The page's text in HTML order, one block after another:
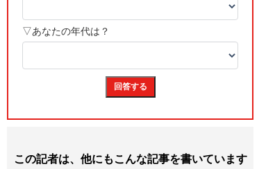
この記者は、他にもこんな記事を書いています